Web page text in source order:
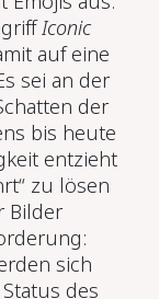
Iconic
auf eine
sei an der
der
bis heute
entzieht
zu lösen
Bilder
sich
des